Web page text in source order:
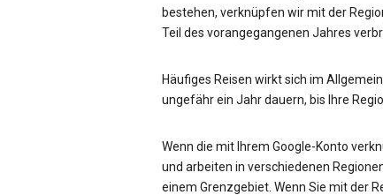
bestehen, verknüpfen wir mit der
Teil des vorangegangenen Jahres
Häufiges Reisen wirkt sich im
ungefähr ein Jahr dauern, bis Ihre
Wenn die mit Ihrem Google-Konto
und arbeiten in verschiedenen
einem Grenzgebiet. Wenn Sie mit der